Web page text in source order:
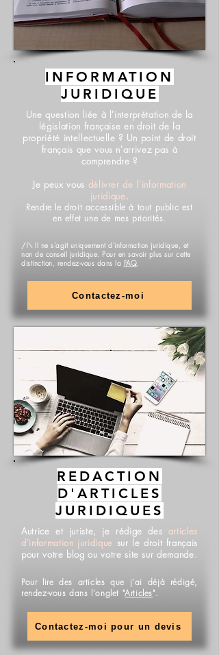
INFORMATION
JURIDIQUE
Une question liée à l'interprétation de la
législation française en droit de la
propriété intellectuelle ? Un point de droit
français que vous n'arrivez pas à
comprendre ?
Je peux vous délivrer de l'information
juridique.
Rendre le droit accessible à tout public est
en effet une de mes priorités.
/!\ Il ne s'agit uniquement d'information juridique, et
non de conseil juridique. Pour en savoir plus sur cette
distinction, rendez-vous dans la FAQ.
Contactez-moi
REDACTION
D'ARTICLES
JURIDIQUES
Autrice et juriste, je rédige des articles
d'information juridique sur le droit français
pour votre blog ou votre site sur demande.
Pour lire des articles que j'ai déjà rédigé,
rendez-vous dans l'onglet "Articles".
Contactez-moi pour un devis